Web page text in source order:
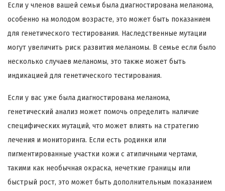
Если у членов вашей семьи была диагностирована меланома,
особенно на молодом возрасте, это может быть показанием
для генетического тестирования. Наследственные мутации
могут увеличить риск развития меланомы. В семье если было
несколько случаев меланомы, это также может быть
индикацией для генетического тестирования.
Если у вас уже была диагностирована меланома,
генетический анализ может помочь определить наличие
специфических мутаций, что может влиять на стратегию
лечения и мониторинга. Если есть родинки или
пигментированные участки кожи с атипичными чертами,
такими как необычная окраска, нечеткие границы или
быстрый рост, это может быть дополнительным показанием